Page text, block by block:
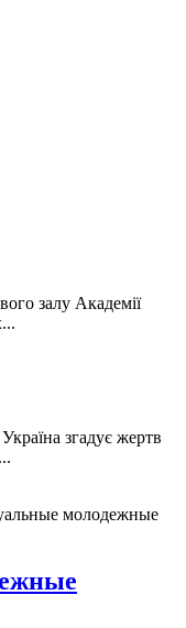
залу Академії
згадує жертв
молодежные